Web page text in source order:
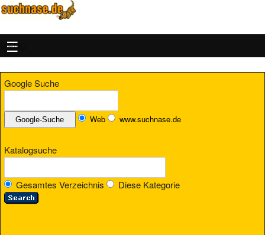
MENU
Google Suche
Web www.suchnase.de
Katalogsuche
Gesamtes Verzeichnis Diese Kategorie